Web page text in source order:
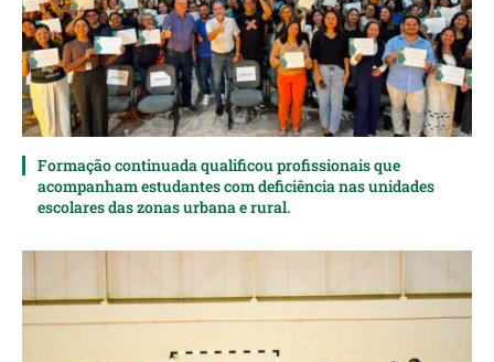
Formação continuada qualificou profissionais que
acompanham estudantes com deficiência nas unidades
escolares das zonas urbana e rural.